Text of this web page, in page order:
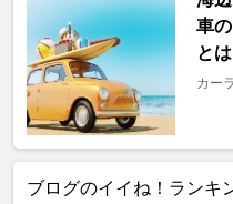
車
と
カー
ブログのイイね！ランキ